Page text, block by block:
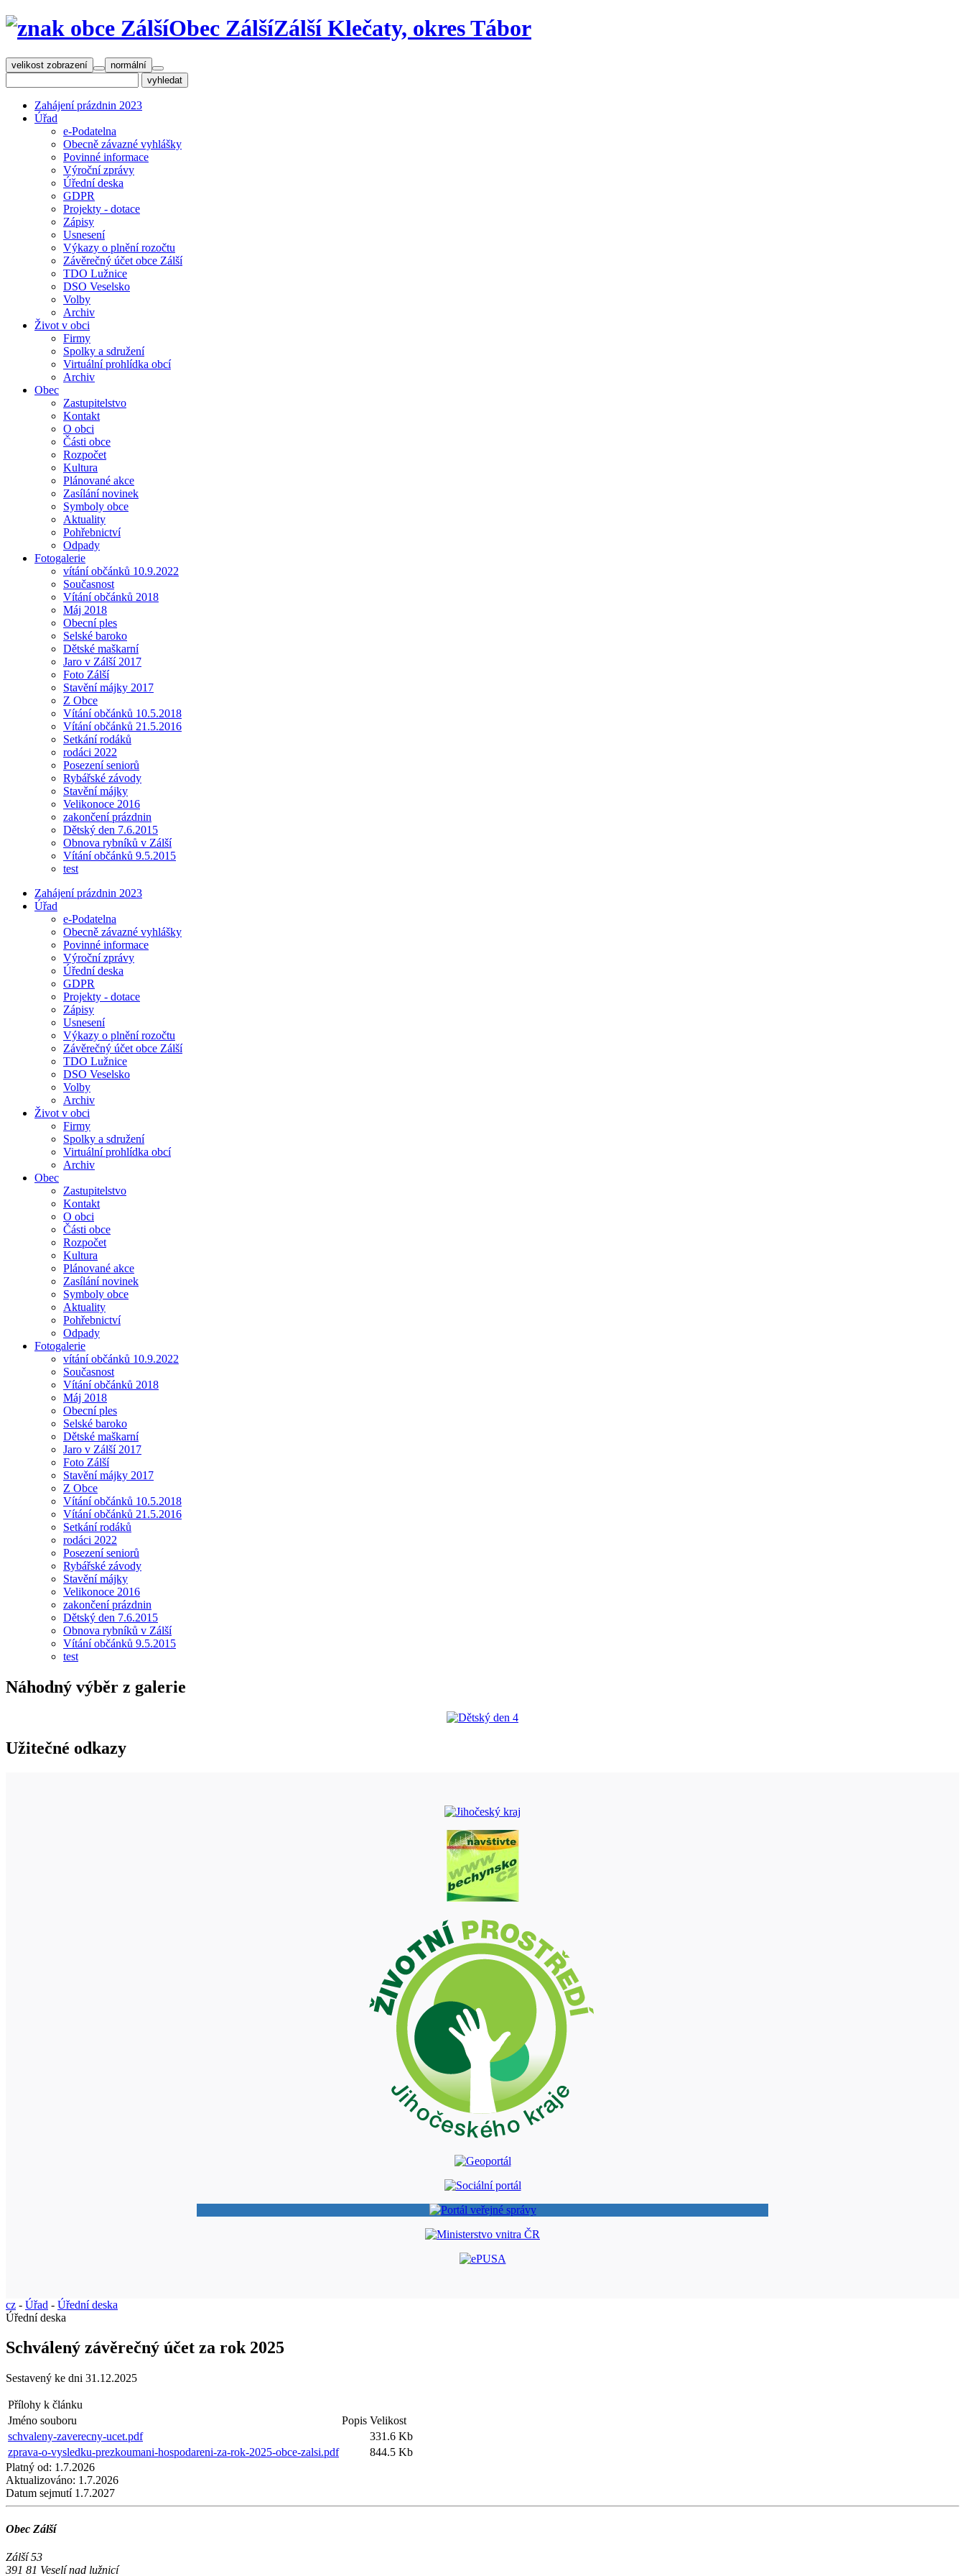
Obec ZálšíZálší Klečaty, okres Tábor
velikost zobrazení normální
Zahájení prázdnin 2023
Úřad
e-Podatelna
Obecně závazné vyhlášky
Povinné informace
Výroční zprávy
Úřední deska
GDPR
Projekty - dotace
Zápisy
Usnesení
Výkazy o plnění rozočtu
Závěrečný účet obce Zálší
TDO Lužnice
DSO Veselsko
Volby
Archiv
Život v obci
Firmy
Spolky a sdružení
Virtuální prohlídka obcí
Archiv
Obec
Zastupitelstvo
Kontakt
O obci
Části obce
Rozpočet
Kultura
Plánované akce
Zasílání novinek
Symboly obce
Aktuality
Pohřebnictví
Odpady
Fotogalerie
vítání občánků 10.9.2022
Současnost
Vítání občánků 2018
Máj 2018
Obecní ples
Selské baroko
Dětské maškarní
Jaro v Zálší 2017
Foto Zálší
Stavění májky 2017
Z Obce
Vítání občánků 10.5.2018
Vítání občánků 21.5.2016
Setkání rodáků
rodáci 2022
Posezení seniorů
Rybářské závody
Stavění májky
Velikonoce 2016
zakončení prázdnin
Dětský den 7.6.2015
Obnova rybníků v Zálší
Vítání občánků 9.5.2015
test
Zahájení prázdnin 2023
Úřad
e-Podatelna
Obecně závazné vyhlášky
Povinné informace
Výroční zprávy
Úřední deska
GDPR
Projekty - dotace
Zápisy
Usnesení
Výkazy o plnění rozočtu
Závěrečný účet obce Zálší
TDO Lužnice
DSO Veselsko
Volby
Archiv
Život v obci
Firmy
Spolky a sdružení
Virtuální prohlídka obcí
Archiv
Obec
Zastupitelstvo
Kontakt
O obci
Části obce
Rozpočet
Kultura
Plánované akce
Zasílání novinek
Symboly obce
Aktuality
Pohřebnictví
Odpady
Fotogalerie
vítání občánků 10.9.2022
Současnost
Vítání občánků 2018
Máj 2018
Obecní ples
Selské baroko
Dětské maškarní
Jaro v Zálší 2017
Foto Zálší
Stavění májky 2017
Z Obce
Vítání občánků 10.5.2018
Vítání občánků 21.5.2016
Setkání rodáků
rodáci 2022
Posezení seniorů
Rybářské závody
Stavění májky
Velikonoce 2016
zakončení prázdnin
Dětský den 7.6.2015
Obnova rybníků v Zálší
Vítání občánků 9.5.2015
test
Náhodný výběr z galerie
Užitečné odkazy
cz - Úřad - Úřední deska
Úřední deska
Schválený závěrečný účet za rok 2025
Sestavený ke dni 31.12.2025
Přílohy k článku
Jméno souboru
Popis Velikost
schvaleny-zaverecny-ucet.pdf
331.6 Kb
zprava-o-vysledku-prezkoumani-hospodareni-za-rok-2025-obce-zalsi.pdf
844.5 Kb
Platný od: 1.7.2026
Aktualizováno: 1.7.2026
Datum sejmutí1.7.2027
Obec Zálší
Zálší 53
391 81 Veselí nad lužnicí